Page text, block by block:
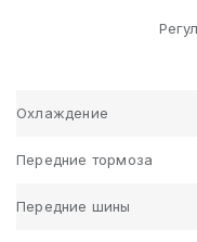
Охлаждение
Передние тормоза
Передние шины